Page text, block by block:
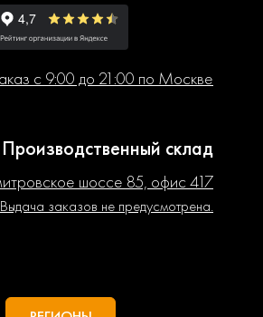
с 9:00 до 21:00 по Москве
Производственный склад
шоссе 85, офис 417
Выдача заказов не предусмотрена.